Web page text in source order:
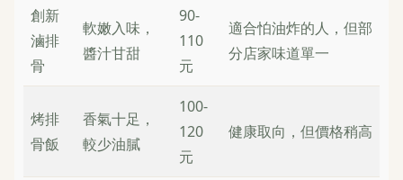
創新
滷排
骨
軟嫩入味，
醬汁甘甜
90-
110
元
適合怕油炸的人，但部
分店家味道單一
烤排
骨飯
香氣十足，
較少油膩
100-
120
元
健康取向，但價格稍高